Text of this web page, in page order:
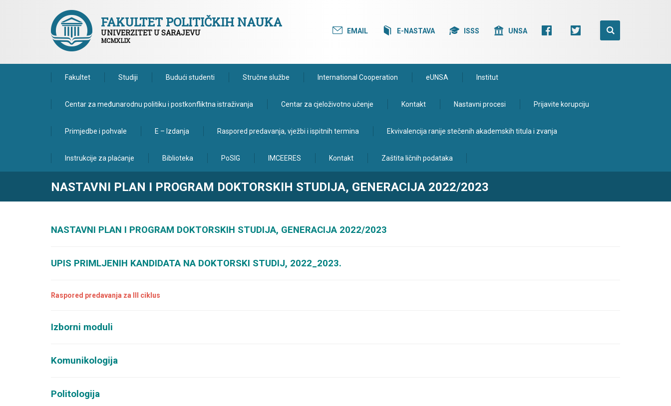
FAKULTET POLITIČKIH NAUKA
UNIVERZITET U SARAJEVU
MCMXLIX
EMAIL E-NASTAVA ISSS UNSA
Fakultet Studiji Budući studenti Stručne službe International Cooperation eUNSA Institut
Centar za međunarodnu politiku i postkonfliktna istraživanja Centar za cjeloživotno učenje Kontakt Nastavni procesi Prijavite korupciju
Primjedbe i pohvale E – Izdanja Raspored predavanja, vježbi i ispitnih termina Ekvivalencija ranije stečenih akademskih titula i zvanja
Instrukcije za plaćanje Biblioteka PoSIG IMCEERES Kontakt Zaštita ličnih podataka
NASTAVNI PLAN I PROGRAM DOKTORSKIH STUDIJA, GENERACIJA 2022/2023
NASTAVNI PLAN I PROGRAM DOKTORSKIH STUDIJA, GENERACIJA 2022/2023
UPIS PRIMLJENIH KANDIDATA NA DOKTORSKI STUDIJ, 2022_2023.
Raspored predavanja za III ciklus
Izborni moduli
Komunikologija
Politologija